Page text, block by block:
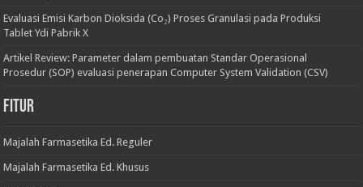
Evaluasi Emisi Karbon Dioksida (Co₂) Proses Granulasi pada Produksi
Tablet Ydi Pabrik X
Artikel Review: Parameter dalam pembuatan Standar Operasional
Prosedur (SOP) evaluasi penerapan Computer System Validation (CSV)
Fitur
Majalah Farmasetika Ed. Reguler
Majalah Farmasetika Ed. Khusus